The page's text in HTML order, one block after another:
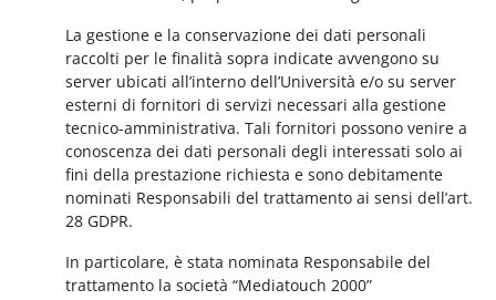
La gestione e la conservazione dei dati personali
raccolti per le finalità sopra indicate avvengono su
server ubicati all’interno dell’Università e/o su server
esterni di fornitori di servizi necessari alla gestione
tecnico-amministrativa. Tali fornitori possono venire a
conoscenza dei dati personali degli interessati solo ai
fini della prestazione richiesta e sono debitamente
nominati Responsabili del trattamento ai sensi dell’art.
28 GDPR.
In particolare, è stata nominata Responsabile del
trattamento la società “Mediatouch 2000”